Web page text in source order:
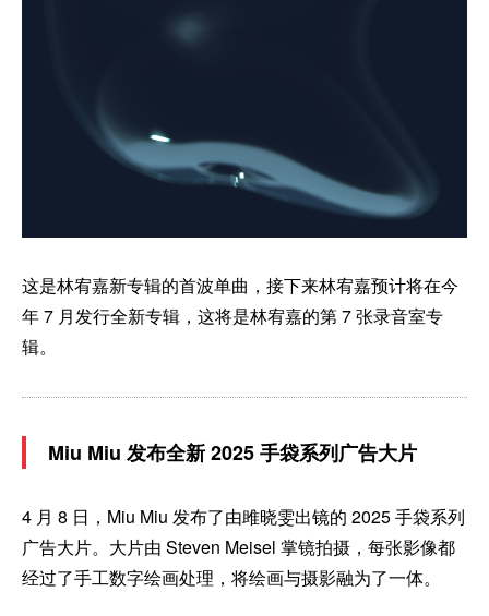
这是林宥嘉新专辑的首波单曲，接下来林宥嘉预计将在今
年 7 月发行全新专辑，这将是林宥嘉的第 7 张录音室专
辑。
Miu Miu 发布全新 2025 手袋系列广告大片
4 月 8 日，Miu Miu 发布了由雎晓雯出镜的 2025 手袋系列
广告大片。大片由 Steven Meisel 掌镜拍摄，每张影像都
经过了手工数字绘画处理，将绘画与摄影融为了一体。